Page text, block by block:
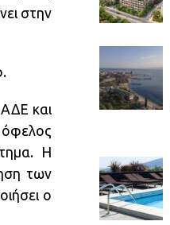
στην
και
όφελος
Η
των
ο